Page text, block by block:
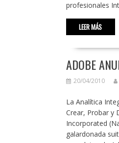
profesionales
LEER MÁS
ADOBE
20/04/2010
La Analítica
Crear, Probar y
Incorporated
galardonada